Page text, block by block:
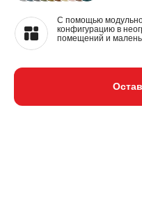
С помощью
конфигурацию в
помещений и